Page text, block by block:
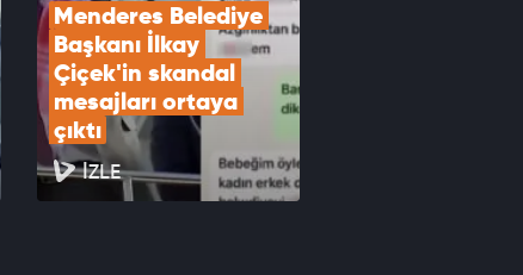
Menderes Belediye
Başkanı İlkay
Çiçek'in skandal
mesajları ortaya
çıktı
İZLE